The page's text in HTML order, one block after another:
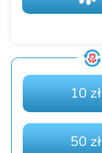
10 zł
50 zł